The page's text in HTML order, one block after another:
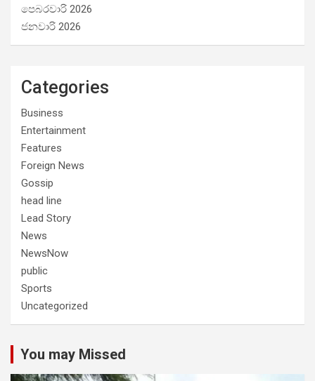
පෙබරවාරි 2026
ජනවාරි 2026
Categories
Business
Entertainment
Features
Foreign News
Gossip
head line
Lead Story
News
NewsNow
public
Sports
Uncategorized
You may Missed